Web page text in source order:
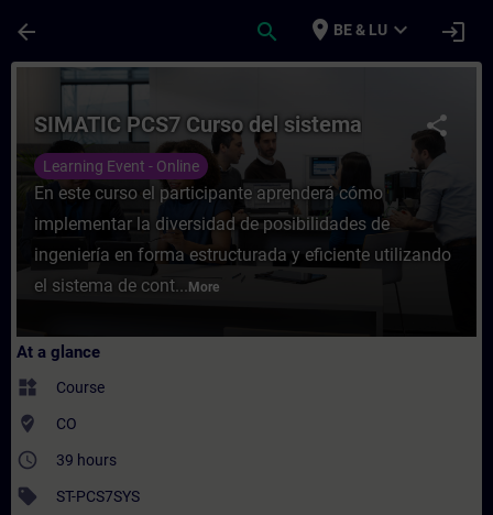
arrow_back search place BE & LU expand_more login
Course - SIMATIC PCS7 Curso del
share
SIMATIC PCS7 Curso del sistema
Learning Event - Online
En este curso el participante aprenderá cómo
implementar la diversidad de posibilidades de
ingeniería en forma estructurada y eficiente utilizando
el sistema de cont... More
At a glance
widgets Course
where_to_vote CO
access_time 39 hours
sell ST-PCS7SYS